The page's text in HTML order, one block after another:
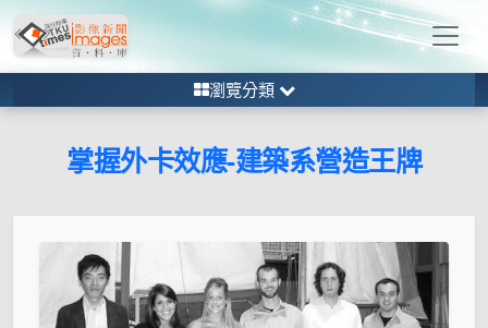
瀏覽分類
掌握外卡效應-建築系營造王牌